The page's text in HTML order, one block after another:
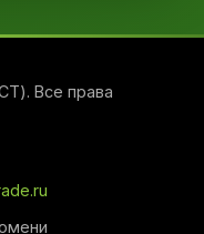
Все права